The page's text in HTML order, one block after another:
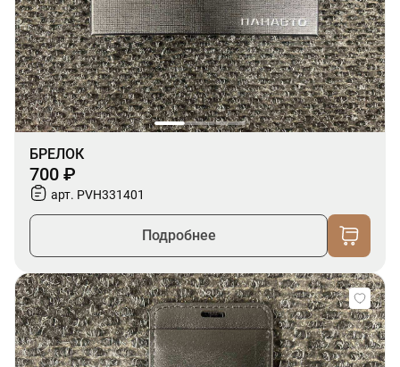
БРЕЛОК
700 ₽
арт. PVH331401
Подробнее